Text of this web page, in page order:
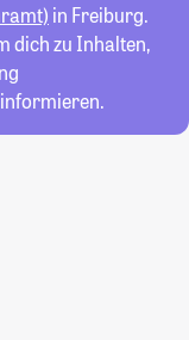
in Freiburg.
dich zu Inhalten,